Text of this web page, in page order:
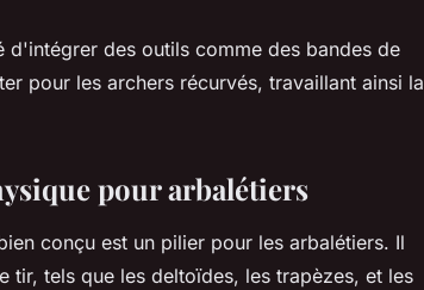
d'intégrer des outils comme des bandes de
pour les archers récurvés, travaillant ainsi la
pour arbalétiers
conçu est un pilier pour les arbalétiers. Il
tir, tels que les deltoïdes, les trapèzes, et les